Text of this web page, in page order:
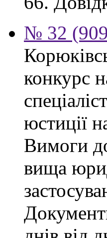
№ 32
конкурс
юстиції
Вимоги
вища